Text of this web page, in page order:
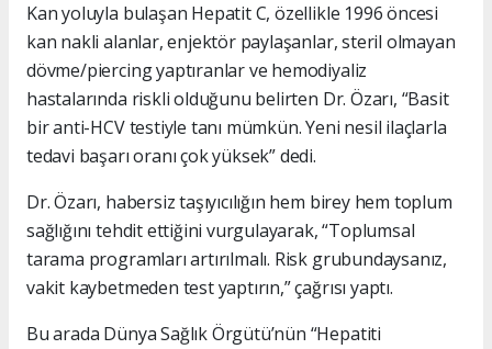
Kan yoluyla bulaşan Hepatit C, özellikle 1996 öncesi
kan nakli alanlar, enjektör paylaşanlar, steril olmayan
dövme/piercing yaptıranlar ve hemodiyaliz
hastalarında riskli olduğunu belirten Dr. Özarı, “Basit
bir anti-HCV testiyle tanı mümkün. Yeni nesil ilaçlarla
tedavi başarı oranı çok yüksek” dedi.
Dr. Özarı, habersiz taşıyıcılığın hem birey hem toplum
sağlığını tehdit ettiğini vurgulayarak, “Toplumsal
tarama programları artırılmalı. Risk grubundaysanız,
vakit kaybetmeden test yaptırın,” çağrısı yaptı.
Bu arada Dünya Sağlık Örgütü’nün “Hepatiti